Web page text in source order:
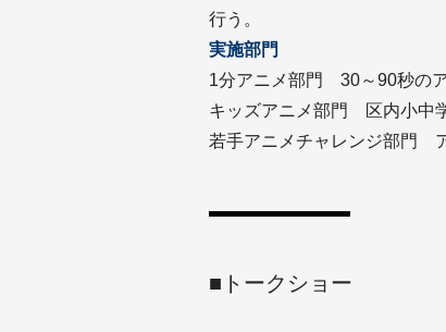
行う。
実施部門
1分アニメ部門 30～90秒の
キッズアニメ部門 区内小中
若手アニメチャレンジ部門
■トークショー